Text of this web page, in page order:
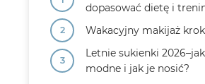
dopasować dietę i
Wakacyjny makijaż
Letnie sukienki
modne i jak je nosić?